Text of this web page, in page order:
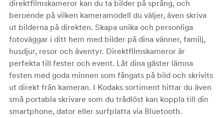
direktfilmskameror kan du ta bilder på språng, och
beroende på vilken kameramodell du väljer, även skriva
ut bilderna på direkten. Skapa unika och personliga
fotoväggar i ditt hem med bilder på dina vänner, familj,
husdjur, resor och äventyr. Direktfilmskameror är
perfekta till fester och event. Låt dina gäster lämna
festen med goda minnen som fångats på bild och skrivits
ut direkt från kameran. I Kodaks sortiment hittar du även
små portabla skrivare som du trådlöst kan koppla till din
smartphone, dator eller surfplatta via Bluetooth.